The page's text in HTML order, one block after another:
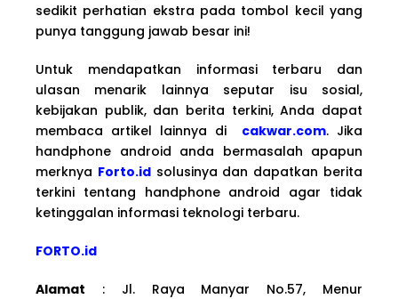
sedikit perhatian ekstra pada tombol kecil yang
punya tanggung jawab besar ini!
Untuk mendapatkan informasi terbaru dan
ulasan menarik lainnya seputar isu sosial,
kebijakan publik, dan berita terkini, Anda dapat
membaca artikel lainnya di cakwar.com. Jika
handphone android anda bermasalah apapun
merknya Forto.idsolusinya dan dapatkan berita
terkini tentang handphone android agar tidak
ketinggalan informasi teknologi terbaru.
FORTO.id
Alamat : Jl. Raya Manyar No.57, Menur